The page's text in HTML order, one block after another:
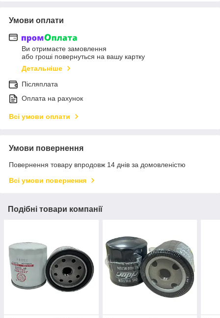
Умови оплати
Ви отримаєте замовлення
або гроші повернуться на вашу картку
Детальніше
Післяплата
Оплата на рахунок
Всі умови оплати
Умови повернення
Повернення товару впродовж 14 днів за домовленістю
Всі умови повернення
Подібні товари компанії